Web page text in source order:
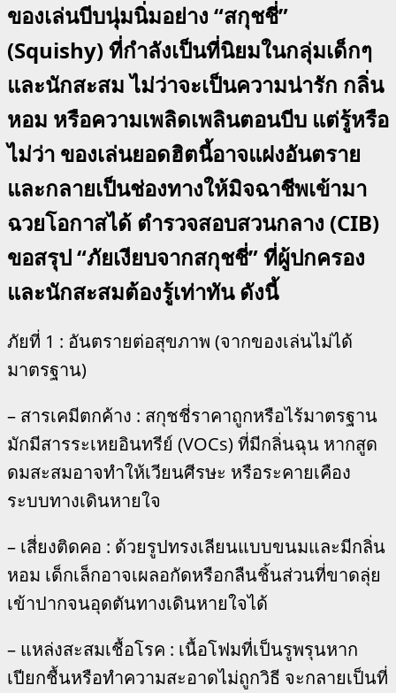
ของเล่นบีบนุ่มนิ่มอย่าง “สกุชชี่”
(Squishy) ที่กำลังเป็นที่นิยมในกลุ่มเด็กๆ
และนักสะสม ไม่ว่าจะเป็นความน่ารัก กลิ่น
หอม หรือความเพลิดเพลินตอนบีบ แต่รู้หรือ
ไม่ว่า ของเล่นยอดฮิตนี้อาจแฝงอันตราย
และกลายเป็นช่องทางให้มิจฉาชีพเข้ามา
ฉวยโอกาสได้ ตำรวจสอบสวนกลาง (CIB)
ขอสรุป “ภัยเงียบจากสกุชชี่” ที่ผู้ปกครอง
และนักสะสมต้องรู้เท่าทัน ดังนี้
ภัยที่ 1 : อันตรายต่อสุขภาพ (จากของเล่นไม่ได้
มาตรฐาน)
– สารเคมีตกค้าง : สกุชชี่ราคาถูกหรือไร้มาตรฐาน
มักมีสารระเหยอินทรีย์ (VOCs) ที่มีกลิ่นฉุน หากสูด
ดมสะสมอาจทำให้เวียนศีรษะ หรือระคายเคือง
ระบบทางเดินหายใจ
– เสี่ยงติดคอ : ด้วยรูปทรงเลียนแบบขนมและมีกลิ่น
หอม เด็กเล็กอาจเผลอกัดหรือกลืนชิ้นส่วนที่ขาดลุ่ย
เข้าปากจนอุดตันทางเดินหายใจได้
– แหล่งสะสมเชื้อโรค : เนื้อโฟมที่เป็นรูพรุนหาก
เปียกชื้นหรือทำความสะอาดไม่ถูกวิธี จะกลายเป็นที่